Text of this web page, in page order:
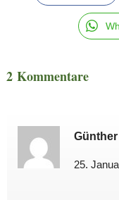
2 Kommentare
25.